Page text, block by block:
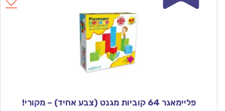
פליימאגר 64 קוביות מגנט (צבע אחיד) – מקורי!